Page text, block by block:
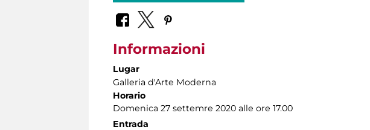
Informazioni
Lugar
Galleria d'Arte Moderna
Horario
Domenica 27 settemre 2020 alle ore 17.00
Entrada